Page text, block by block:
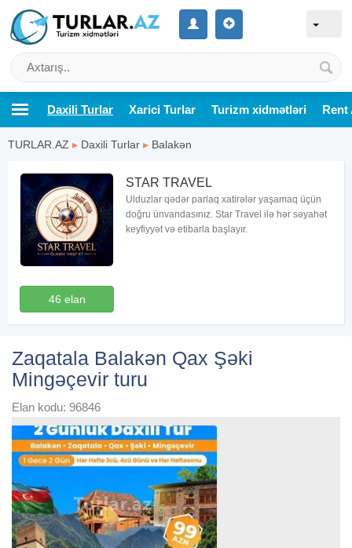
Daxili Turlar Xarici Turlar Turizm xidmətləri Rent
TURLAR.AZ ▸ Daxili Turlar ▸ Balakən
46 elan
STAR TRAVEL
Ulduzlar qədər parlaq xatirələr yaşamaq üçün
doğru ünvandasınız. Star Travel ilə hər səyahət
keyfiyyət və etibarla başlayır.
Zaqatala Balakən Qax Şəki
Mingəçevir turu
Elan kodu: 96846